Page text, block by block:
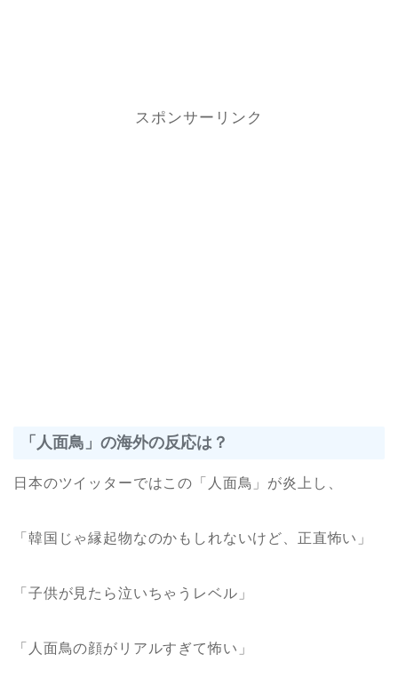
スポンサーリンク
「人面鳥」の海外の反応は？
日本のツイッターではこの「人面鳥」が炎上し、
「韓国じゃ縁起物なのかもしれないけど、正直怖い」
「子供が見たら泣いちゃうレベル」
「人面鳥の顔がリアルすぎて怖い」